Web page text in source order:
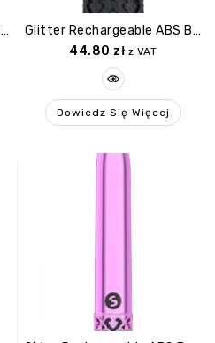
Glitter Rechargeable ABS Bullet Pink
Glitter Rechargeable ABS Bullet Gunmetal
44.80 zł z VAT
Dowiedz Się Więcej